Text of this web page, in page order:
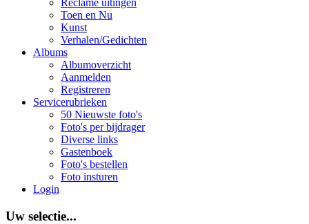
Reclame uitingen
Toen en Nu
Kunst
Verhalen/Gedichten
Albums
Albumoverzicht
Aanmelden
Registreren
Servicerubrieken
50 Nieuwste foto's
Foto's per bijdrager
Diverse links
Gastenboek
Foto's bestellen
Foto insturen
Login
Uw selectie...